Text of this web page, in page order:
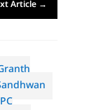
Article →